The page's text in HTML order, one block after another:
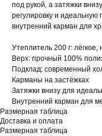
под рукой, а затяжки
регулировку и идеальную
внутренний карман для
Утеплитель 200 г:
Верх: прочный 100%
Подклад: современный
Карманы на застёжках
Затяжки внизу для
Внутренний карман для
Размерная таблица
Доставка и оплата
Размерная таблица